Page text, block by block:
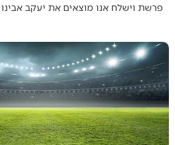
פרשת וישלח אנו מוצאים את יעקב אבינו